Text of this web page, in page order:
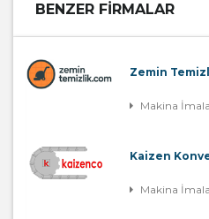
BENZER FIRMALAR
Zemin
Makina
Kaizen
Makina